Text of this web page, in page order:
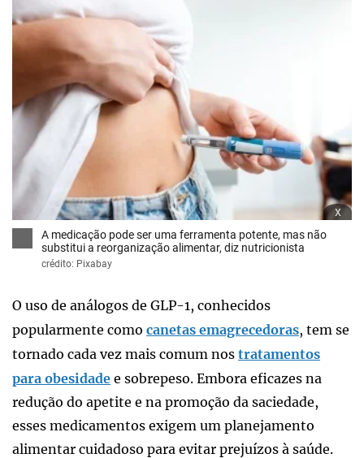
x
A medicação pode ser uma ferramenta potente, mas não
substitui a reorganização alimentar, diz nutricionista
crédito: Pixabay
O uso de análogos de GLP-1, conhecidos
popularmente como canetas emagrecedoras, tem se
tornado cada vez mais comum nos tratamentos
para obesidade e sobrepeso. Embora eficazes na
redução do apetite e na promoção da saciedade,
esses medicamentos exigem um planejamento
alimentar cuidadoso para evitar prejuízos à saúde.